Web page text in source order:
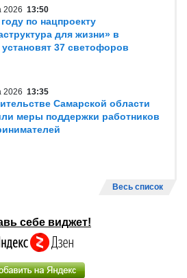
2026 13:50
по нацпроекту
для жизни» в
37 светофоров
2026 13:35
Самарской области
меры поддержки работников
Весь список
себе виджет!